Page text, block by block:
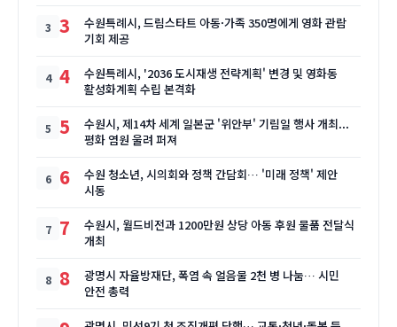
3
수원특례시, 드림스타트 아동·가족 350명에게 영화 관람
기회 제공
4
수원특례시, '2036 도시재생 전략계획' 변경 및 영화동
활성화계획 수립 본격화
5
수원시, 제14차 세계 일본군 '위안부' 기림일 행사 개최...
평화 염원 울려 퍼져
6
수원 청소년, 시의회와 정책 간담회… '미래 정책' 제안
시동
7
수원시, 월드비전과 1200만원 상당 아동 후원 물품 전달식
개최
8
광명시 자율방재단, 폭염 속 얼음물 2천 병 나눔… 시민
안전 총력